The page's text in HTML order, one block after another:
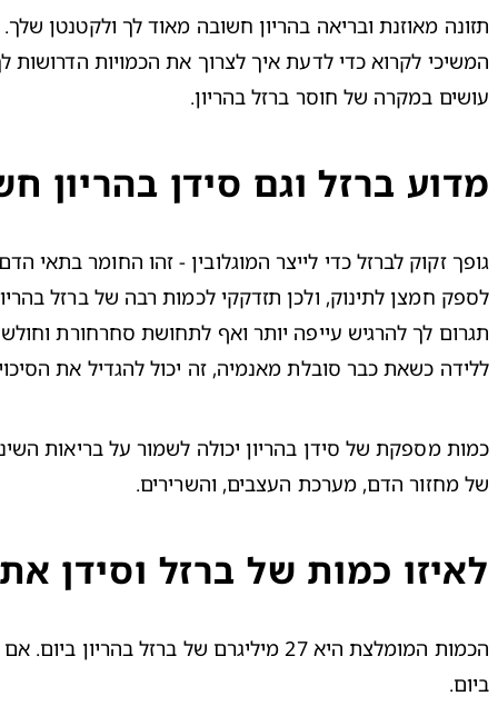
עושים במקרה של חוסר ברזל בהריון.
מדוע ברזל וגם סידן בהריון
ללידה כשאת כבר סובלת מאנמיה, זה יכול להגדיל את
של מחזור הדם, מערכת העצבים, והשרירים.
לאיזו כמות של ברזל וסידן
ביום.